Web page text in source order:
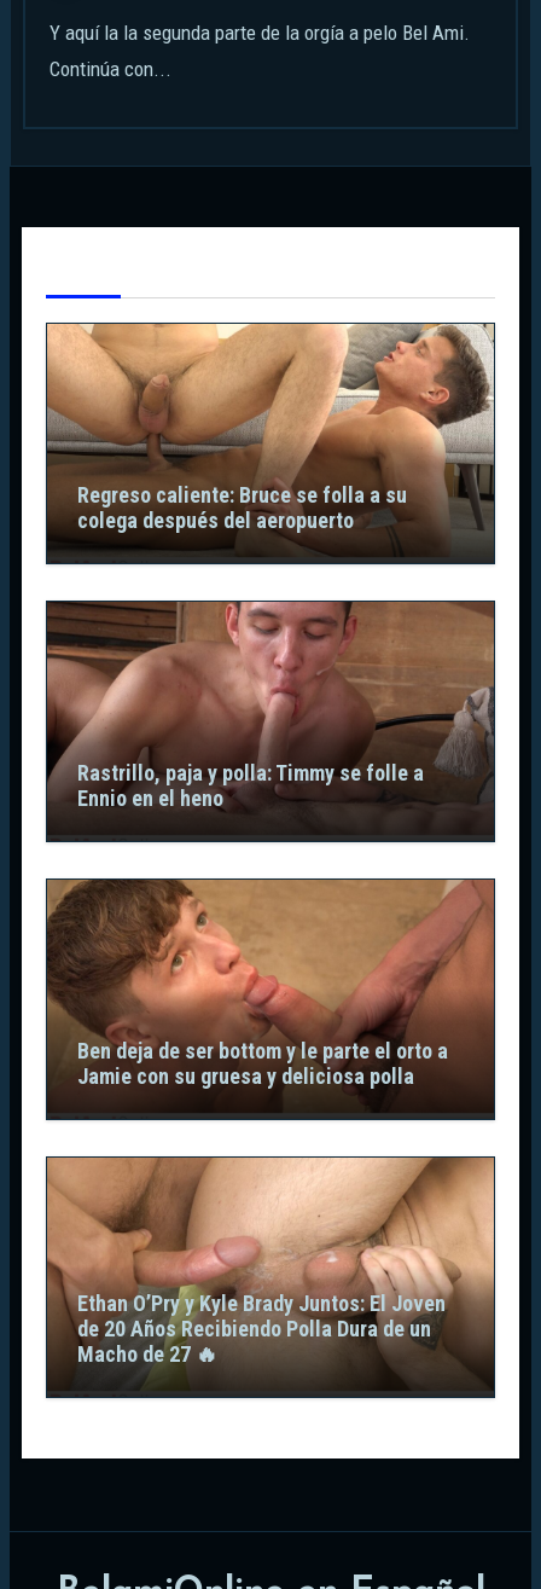
Y aquí la la segunda parte de la orgía a pelo Bel Ami.
Continúa con...
Regreso caliente: Bruce se folla a su
colega después del aeropuerto
Rastrillo, paja y polla: Timmy se folle a
Ennio en el heno
Ben deja de ser bottom y le parte el orto a
Jamie con su gruesa y deliciosa polla
Ethan O’Pry y Kyle Brady Juntos: El Joven
de 20 Años Recibiendo Polla Dura de un
Macho de 27 🔥